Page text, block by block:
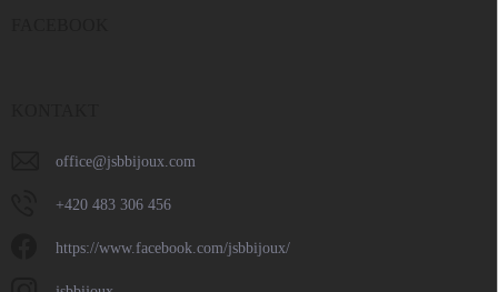
office@jsbbijoux.com
+420 483 306 456
https://www.facebook.com/jsbbijoux/